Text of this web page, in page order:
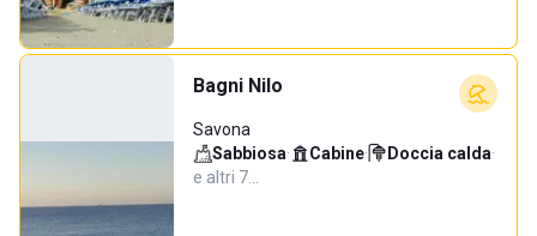
Bagni Nilo
Savona
Sabbiosa· Cabine· Doccia calda·
e altri 7…